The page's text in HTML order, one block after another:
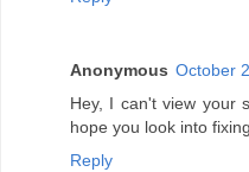
Anonymous October
Hey, I can't view your
hope you look into
Reply